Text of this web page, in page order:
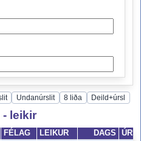
Undanúrslit 8 liða Deild+úrsl
leikir
FÉLAG LEIKUR DAGS